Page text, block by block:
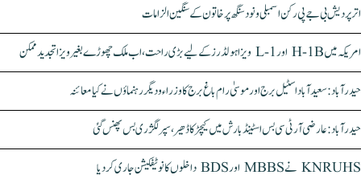
اتر پردیش بی جے پی رکن اسمبلی ونود سنگھ پر خاتون کے سنگین الزامات
امریکہ میں H-1B اور L-1 ویزا ہولڈرز کے لیے بڑی راحت، اب ملک چھوڑے بغیر ویزا تجدید ممکن
حیدرآباد: سعیدآباد اسٹیل برج اور موسیٰ رام باغ برج کا وزراء و دیگر رہنماؤں نے کیا معائنہ
حیدرآباد: عارضی آر ٹی سی بس اسٹینڈ بارش میں کیچڑ کا ڈھیر، سپر لگژری بس پھنس گئی
KNRUHS نے MBBS اور BDS داخلوں کا نوٹیفکیشن جاری کر دیا